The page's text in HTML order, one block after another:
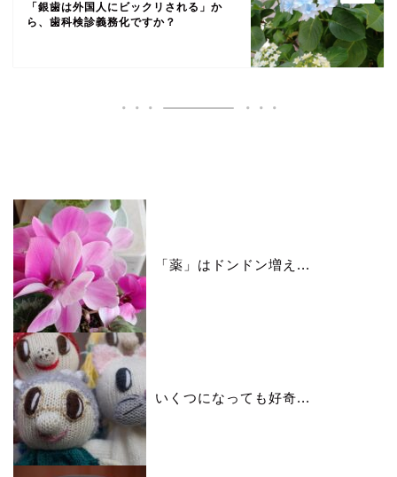
「銀歯は外国人にビックリされる」か
ら、歯科検診義務化ですか？
「薬」はドンドン増え...
いくつになっても好奇...